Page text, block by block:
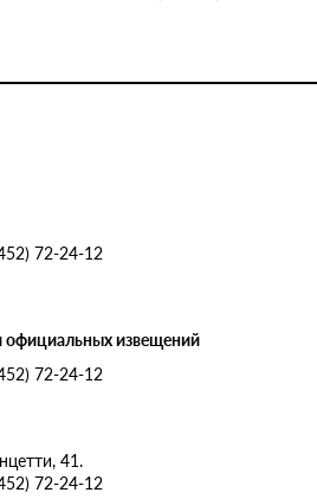
72-24-12
извещений
72-24-12
41.
72-24-12